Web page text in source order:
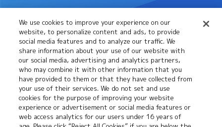
推奨環境について Cookies
Settings
プライバシーポリシー プライバシーノーティス
お問い合わせ
We use cookies to improve your experience on our
website, to personalize content and ads, to provide
social media features and to analyze our traffic. We
share information about your use of our website with
our social media, advertising and analytics partners,
who may combine it with other information that you
have provided to them or that they have collected from
your use of their services. We do not set and use
cookies for the purpose of improving your website
experience or advertisement or social media features or
web access analytics for our users under 16 years of